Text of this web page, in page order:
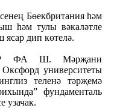
Бөекбритания һәм
һәм тулы вәкаләтле
дип көтелә.
ТР ФА Ш. Мәрҗани
университеты
теленә тәрҗемә
фундаменталь
узачак.